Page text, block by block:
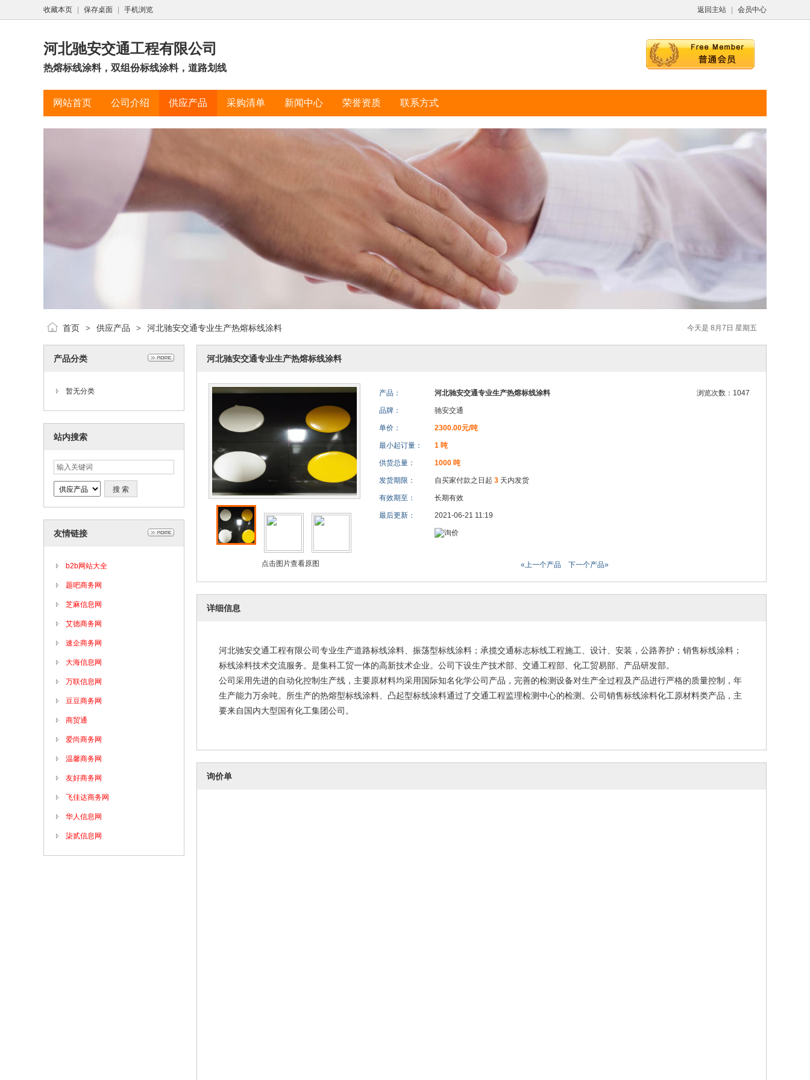
返回主站 会员中心
收藏本页 保存桌面 手机浏览
河北驰安交通工程有限公司
热熔标线涂料，双组份标线涂料，道路划线
网站首页 公司介绍 供应产品 采购清单 新闻中心 荣誉资质 联系方式
今天是 8月7日 星期五
首页 > 供应产品 > 河北驰安交通专业生产热熔标线涂料
产品分类
暂无分类
站内搜索
友情链接
b2b网站大全
题吧商务网
芝麻信息网
艾德商务网
速企商务网
大海信息网
万联信息网
豆豆商务网
商贸通
爱尚商务网
温馨商务网
友好商务网
飞佳达商务网
华人信息网
柒贰信息网
河北驰安交通专业生产热熔标线涂料
点击图片查看原图
产品： 浏览次数：1047
河北驰安交通专业生产热熔标线涂料
品牌： 驰安交通
单价： 2300.00元/吨
最小起订量： 1 吨
供货总量： 1000 吨
发货期限： 自买家付款之日起 3 天内发货
有效期至： 长期有效
最后更新： 2021-06-21 11:19
«上一个产品 下一个产品»
详细信息
河北驰安交通工程有限公司专业生产道路标线涂料、振荡型标线涂料；承揽交通标志标线工程施工、设计、安装，公路养护；销售标线涂料；
标线涂料技术交流服务。是集科工贸一体的高新技术企业。公司下设生产技术部、交通工程部、化工贸易部、产品研发部。
公司采用先进的自动化控制生产线，主要原材料均采用国际知名化学公司产品，完善的检测设备对生产全过程及产品进行严格的质量控制，年
生产能力万余吨。所生产的热熔型标线涂料、凸起型标线涂料通过了交通工程监理检测中心的检测。公司销售标线涂料化工原材料类产品，主
要来自国内大型国有化工集团公司。
询价单